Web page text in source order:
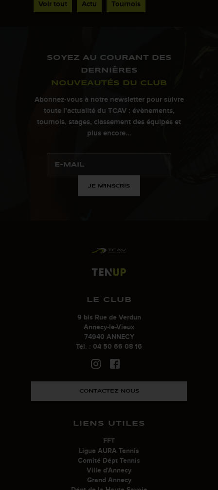
Voir tout Actu Tournois
SOYEZ AU COURANT DES
DERNIÈRES
NOUVEAUTÉS DU CLUB
Abonnez-vous à notre newsletter pour suivre
toute l’actualité du TCAV : évènements,
tournois, stages, classement des équipes et
plus encore…
JE M'INSCRIS
LE CLUB
9 bis Rue de Verdun
Annecy-le-Vieux
74940 ANNECY
Tél. : 04 50 66 08 16
CONTACTEZ-NOUS
LIENS UTILES
FFT
Ligue AURA Tennis
Comité Dépt Tennis
Ville d'Annecy
Grand Annecy